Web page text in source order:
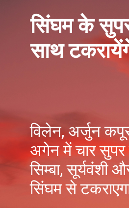
विलेन, अर्जुन
अगेन में चार सुपर
सिम्बा, सूर्यवंशी
सिंघम से
सिंघम के
साथ